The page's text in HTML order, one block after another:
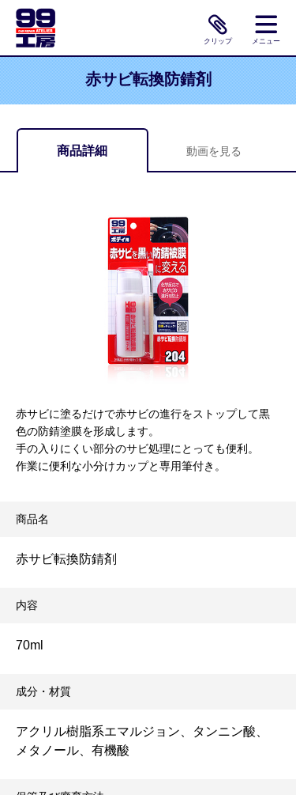
クリップ メニュー
赤サビ転換防錆剤
商品詳細 動画を見る
赤サビに塗るだけで赤サビの進行をストップして黒
色の防錆塗膜を形成します。
手の入りにくい部分のサビ処理にとっても便利。
作業に便利な小分けカップと専用筆付き。
商品名
赤サビ転換防錆剤
内容
70ml
成分・材質
アクリル樹脂系エマルジョン、タンニン酸、
メタノール、有機酸